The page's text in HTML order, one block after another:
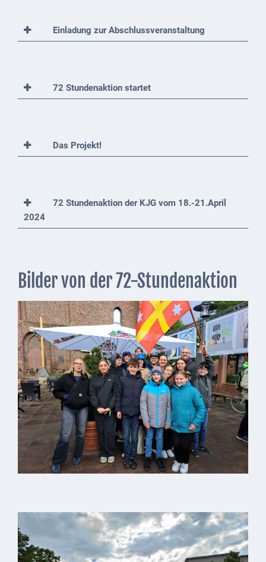
Gastronomie
Unterkünfte
Betriebe &
Handel &
Institutionen
Allgemeine
Infos
Elternausschuss
Einladung zur Abschlussveranstaltung
72 Stundenaktion startet
Das Projekt!
72 Stundenaktion der KJG vom 18.-21.April
2024
Bilder von der 72-Stundenaktion